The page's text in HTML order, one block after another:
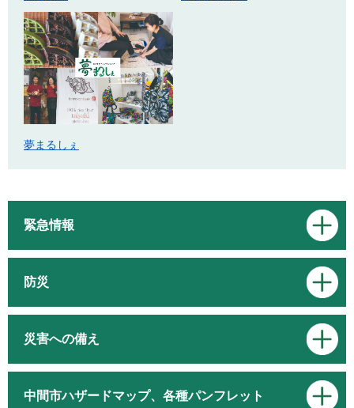
夢まるしぇ
緊急情報
防災
災害への備え
中間市ハザードマップ、各種パンフレット